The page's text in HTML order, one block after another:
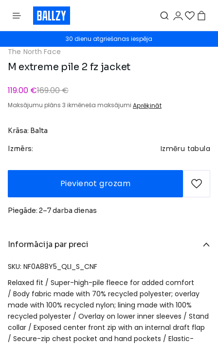
30 dienu atgriešanas iespēja
The North Face
M extreme pile 2 fz jacket
119.00 €169.00 €
Maksājumu plāns 3 ikmēneša maksājumi Aprēķināt
Krāsa: Balta
Izmērs: Izmēru tabula
Pievienot grozam
Piegāde: 2–7 darba dienas
Informācija par preci
SKU: NF0A88Y5_QLI_S_CNF
Relaxed fit / Super-high-pile fleece for added comfort
/ Body fabric made with 70% recycled polyester; overlay
made with 100% recycled nylon; lining made with 100%
recycled polyester / Overlay on lower inner sleeves / Stand
collar / Exposed center front zip with an internal draft flap
/ Secure-zip chest pocket and hand pockets / Elastic-